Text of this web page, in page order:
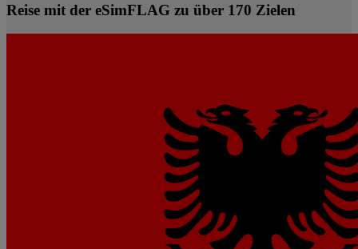
Reise mit der eSimFLAG zu über 170 Zielen